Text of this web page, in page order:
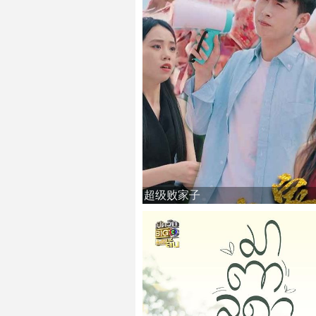
超级败家子